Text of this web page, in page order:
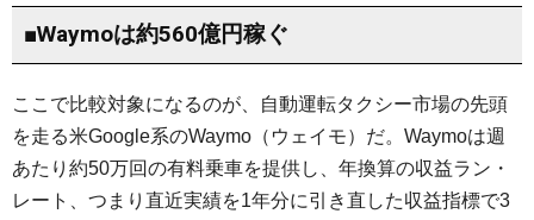
■Waymoは約560億円稼ぐ
ここで比較対象になるのが、自動運転タクシー市場の先頭
を走る米Google系のWaymo（ウェイモ）だ。Waymoは週
あたり約50万回の有料乗車を提供し、年換算の収益ラン・
レート、つまり直近実績を1年分に引き直した収益指標で3